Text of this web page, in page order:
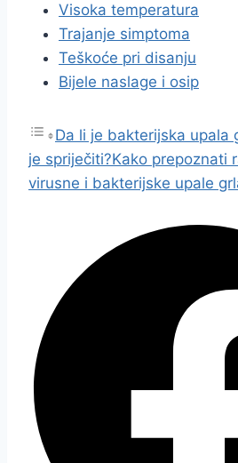
Visoka temperatura
Trajanje simptoma
Teškoće pri disanju
Bijele naslage i osip
Da li je bakterijska upala
je spriječiti?Kako prepoznati
virusne i bakterijske upale